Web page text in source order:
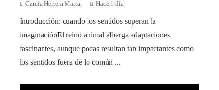
García Herrera Marta Hace 1 día
Introducción: cuando los sentidos superan la
imaginaciónEl reino animal alberga adaptaciones
fascinantes, aunque pocas resultan tan impactantes como
los sentidos fuera de lo común ...